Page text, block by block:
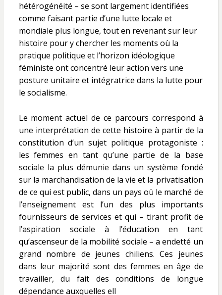
hétérogénéité – se sont largement identifiées
comme faisant partie d’une lutte locale et
mondiale plus longue, tout en revenant sur leur
histoire pour y chercher les moments où la
pratique politique et l’horizon idéologique
féministe ont concentré leur action vers une
posture unitaire et intégratrice dans la lutte pour
le socialisme.
Le moment actuel de ce parcours correspond à
une interprétation de cette histoire à partir de la
constitution d’un sujet politique protagoniste :
les femmes en tant qu’une partie de la base
sociale la plus démunie dans un système fondé
sur la marchandisation de la vie et la privatisation
de ce qui est public, dans un pays où le marché de
l’enseignement est l’un des plus importants
fournisseurs de services et qui – tirant profit de
l’aspiration sociale à l’éducation en tant
qu’ascenseur de la mobilité sociale – a endetté un
grand nombre de jeunes chiliens. Ces jeunes
dans leur majorité sont des femmes en âge de
travailler, du fait des conditions de longue
dépendance auxquelles ell